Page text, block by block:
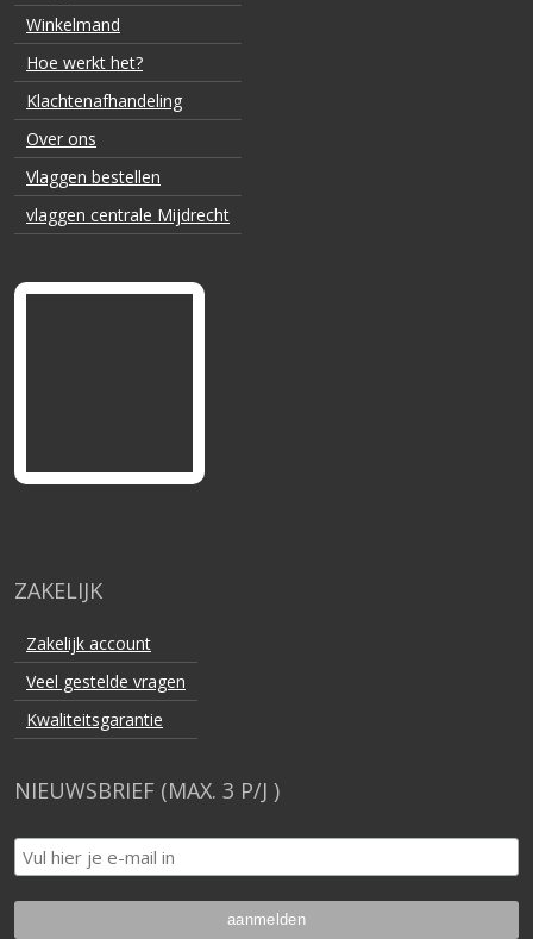
Winkelmand
Hoe werkt het?
Klachtenafhandeling
Over ons
Vlaggen bestellen
vlaggen centrale Mijdrecht
ZAKELIJK
Zakelijk account
Veel gestelde vragen
Kwaliteitsgarantie
NIEUWSBRIEF (MAX. 3 P/J )